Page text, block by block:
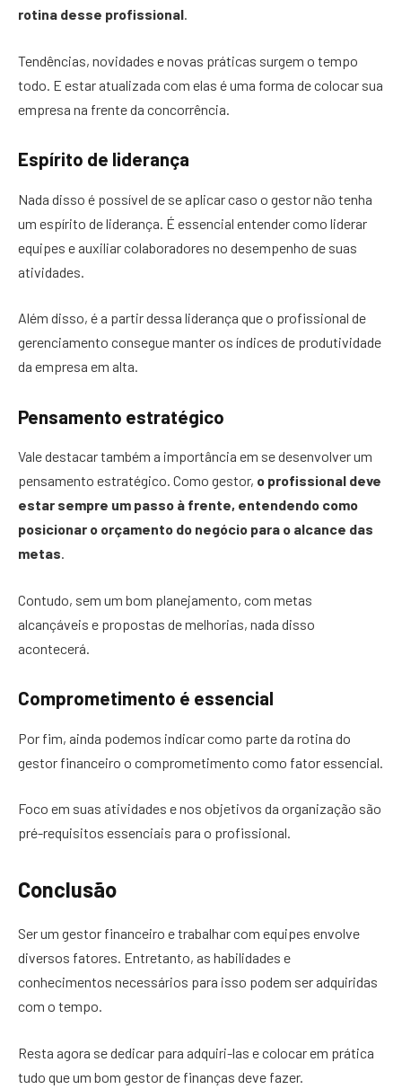
rotina desse profissional.
Tendências, novidades e novas práticas surgem o tempo
todo. E estar atualizada com elas é uma forma de colocar sua
empresa na frente da concorrência.
Espírito de liderança
Nada disso é possível de se aplicar caso o gestor não tenha
um espírito de liderança. É essencial entender como liderar
equipes e auxiliar colaboradores no desempenho de suas
atividades.
Além disso, é a partir dessa liderança que o profissional de
gerenciamento consegue manter os índices de produtividade
da empresa em alta.
Pensamento estratégico
Vale destacar também a importância em se desenvolver um
pensamento estratégico. Como gestor, o profissional deve
estar sempre um passo à frente, entendendo como
posicionar o orçamento do negócio para o alcance das
metas.
Contudo, sem um bom planejamento, com metas
alcançáveis e propostas de melhorias, nada disso
acontecerá.
Comprometimento é essencial
Por fim, ainda podemos indicar como parte da rotina do
gestor financeiro o comprometimento como fator essencial.
Foco em suas atividades e nos objetivos da organização são
pré-requisitos essenciais para o profissional.
Conclusão
Ser um gestor financeiro e trabalhar com equipes envolve
diversos fatores. Entretanto, as habilidades e
conhecimentos necessários para isso podem ser adquiridas
com o tempo.
Resta agora se dedicar para adquiri-las e colocar em prática
tudo que um bom gestor de finanças deve fazer.